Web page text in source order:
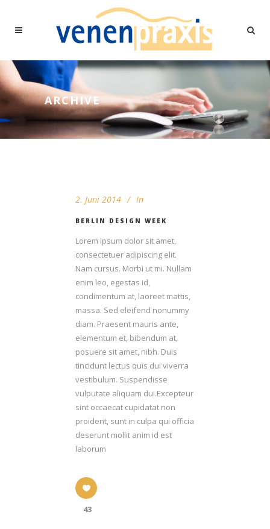
ARCHIVE
2. Juni 2014 In
BERLIN DESIGN WEEK
Lorem ipsum dolor sit amet,
consectetuer adipiscing elit.
Nam cursus. Morbi ut mi. Nullam
enim leo, egestas id,
condimentum at, laoreet mattis,
massa. Sed eleifend nonummy
diam. Praesent mauris ante,
elementum et, bibendum at,
posuere sit amet, nibh. Duis
tincidunt lectus quis dui viverra
vestibulum. Suspendisse
vulputate aliquam dui.Excepteur
sint occaecat cupidatat non
proident, sunt in culpa qui officia
deserunt mollit anim id est
laborum
43